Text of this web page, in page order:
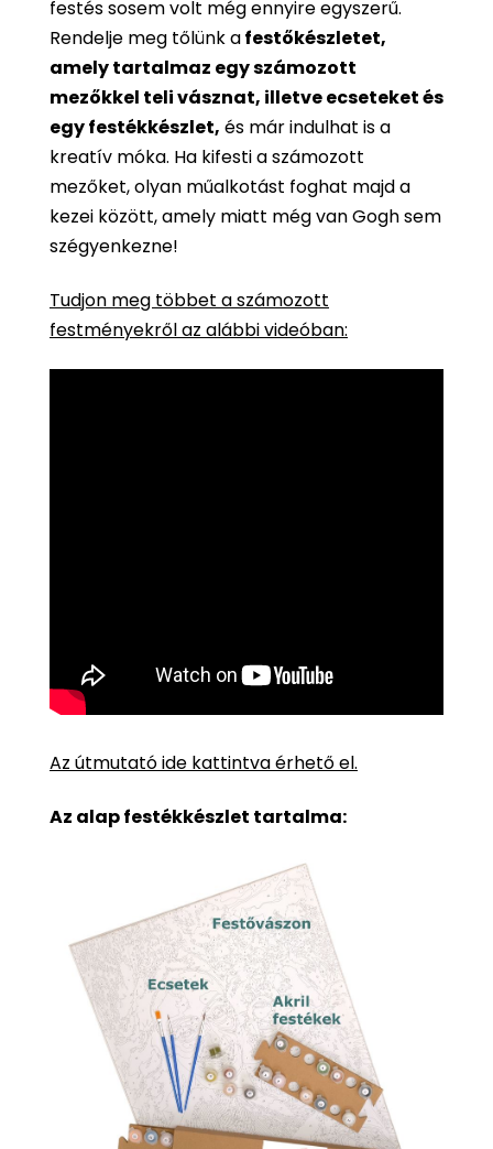
festés sosem volt még ennyire egyszerű.
Rendelje meg tőlünk afestőkészletet,
amely tartalmaz egy számozott
mezőkkel teli vásznat, illetve ecseteket és
egy festékkészlet, és már indulhat is a
kreatív móka. Ha kifesti a számozott
mezőket, olyan műalkotást foghat majd a
kezei között, amely miatt még van Gogh sem
szégyenkezne!
Tudjon meg többet a számozott
festményekről az alábbi videóban:
Az útmutató ide kattintva érhető el.
Az alap festékkészlet tartalma: